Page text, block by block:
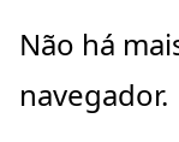
Pular
o
Ignore
passe
Não há
navegador.